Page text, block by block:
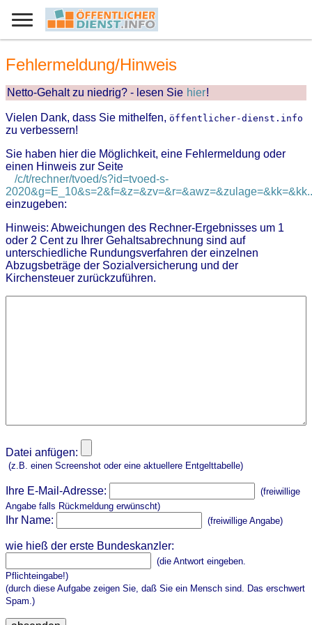
Fehlermeldung/Hinweis
Netto-Gehalt zu niedrig? - lesen Sie hier!
Vielen Dank, dass Sie mithelfen, öffentlicher-dienst.info
zu verbessern!
Sie haben hier die Möglichkeit, eine Fehlermeldung oder
einen Hinweis zur Seite
/c/t/rechner/tvoed/s?id=tvoed-s-
einzugeben:
Hinweis: Abweichungen des Rechner-Ergebnisses um 1
oder 2 Cent zu Ihrer Gehaltsabrechnung sind auf
unterschiedliche Rundungsverfahren der einzelnen
Abzugsbeträge der Sozialversicherung und der
Kirchensteuer zurückzuführen.
Datei anfügen:
(z.B. einen Screenshot oder eine aktuellere Entgelttabelle)
Ihre E-Mail-Adresse:
(freiwillige
Angabe falls Rückmeldung erwünscht)
Ihr Name: (freiwillige Angabe)
wie hieß der erste Bundeskanzler:
(die Antwort eingeben.
Pflichteingabe!)
(durch diese Aufgabe zeigen Sie, daß Sie ein Mensch sind. Das erschwert
Spam.)